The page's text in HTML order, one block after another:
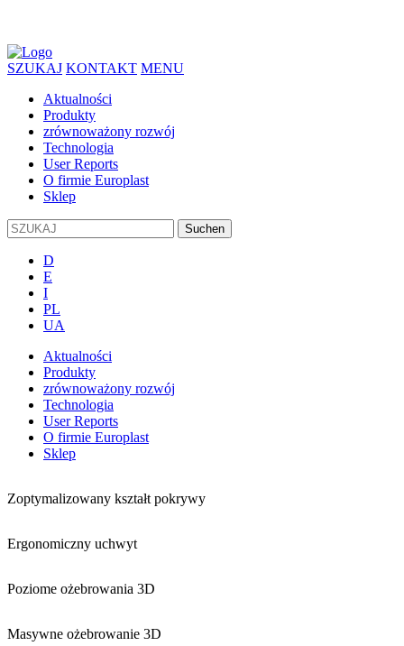
SZUKAJ KONTAKT MENU
Aktualności
Produkty
zrównoważony rozwój
Technologia
User Reports
O firmie Europlast
Sklep
D
E
I
PL
UA
Aktualności
Produkty
zrównoważony rozwój
Technologia
User Reports
O firmie Europlast
Sklep
Zoptymalizowany kształt pokrywy
Ergonomiczny uchwyt
Poziome ożebrowania 3D
Masywne ożebrowanie 3D